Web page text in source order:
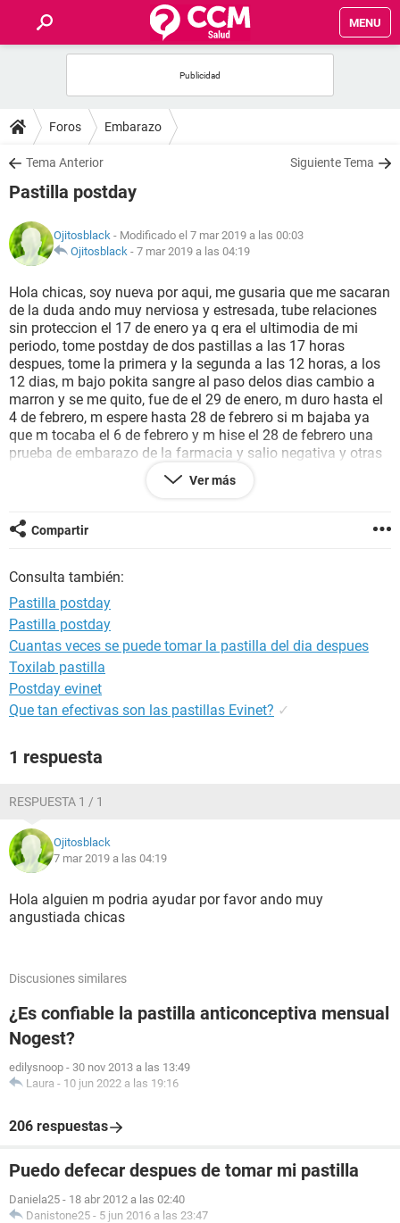
MENU
FOROS
SALUD
NUTRICIÓN
BIENESTAR
SEXUALIDAD
GLOSARIO
Foros Embarazo
Tema Anterior Siguiente Tema
Pastilla postday
Ojitosblack - Modificado el 7 mar 2019 a las 00:03
Ojitosblack - 7 mar 2019 a las 04:19
Hola chicas, soy nueva por aqui, me gusaria que me sacaran
de la duda ando muy nerviosa y estresada, tube relaciones
sin proteccion el 17 de enero ya q era el ultimodia de mi
periodo, tome postday de dos pastillas a las 17 horas
despues, tome la primera y la segunda a las 12 horas, a los
12 dias, m bajo pokita sangre al paso delos dias cambio a
marron y se me quito, fue de el 29 de enero, m duro hasta el
4 de febrero, m espere hasta 28 de febrero si m bajaba ya
que m tocaba el 6 de febrero y m hise el 28 de febrero una
prueba de embarazo de la farmacia y salio negativa y otras
caseras y igual negativas aun no m a bajado m preocupa ya
que es 6 de marzo nada y m duele el ceno izquierdo y mi
los efectos secundarios, e estado muy estresada y con esto
mas espero y m ayuden chicas, gracias
Ver más
Compartir
Consulta también:
Pastilla postday
Pastilla postday
Cuantas veces se puede tomar la pastilla del dia despues
Toxilab pastilla
Postday evinet
Que tan efectivas son las pastillas Evinet? ✓
1 respuesta
RESPUESTA 1 / 1
Ojitosblack
7 mar 2019 a las 04:19
Hola alguien m podria ayudar por favor ando muy
angustiada chicas
Discusiones similares
¿Es confiable la pastilla anticonceptiva mensual
Nogest?
edilysnoop - 30 nov 2013 a las 13:49
Laura - 10 jun 2022 a las 19:16
206 respuestas
Puedo defecar despues de tomar mi pastilla
Daniela25 - 18 abr 2012 a las 02:40
Danistone25 - 5 jun 2016 a las 23:47